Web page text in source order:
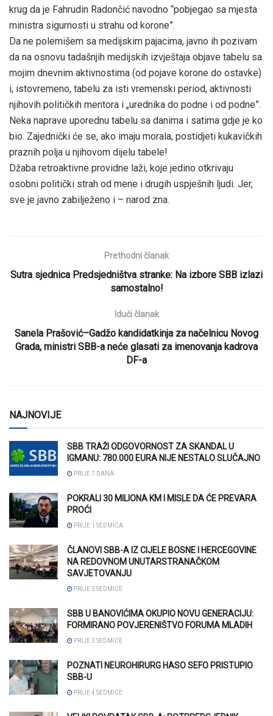
krug da je Fahrudin Radončić navodno “pobjegao sa mjesta
ministra sigurnosti u strahu od korone”.
Da ne polemišem sa medijskim pajacima, javno ih pozivam
da na osnovu tadašnjih medijskih izvještaja objave tabelu sa
mojim dnevnim aktivnostima (od pojave korone do ostavke)
i, istovremeno, tabelu za isti vremenski period, aktivnosti
njihovih političkih mentora i „urednika do podne i od podne”.
Neka naprave uporednu tabelu sa danima i satima gdje je ko
bio. Zajednički će se, ako imaju morala, postidjeti kukavičkih
praznih polja u njihovom dijelu tabele!
Džaba retroaktivne providne laži, koje jedino otkrivaju
osobni politički strah od mene i drugih uspješnih ljudi. Jer,
sve je javno zabilježeno i – narod zna.
Prethodni članak
Sutra sjednica Predsjedništva stranke: Na izbore SBB izlazi
samostalno!
Idući članak
Sanela Prašović–Gadžo kandidatkinja za načelnicu Novog
Grada, ministri SBB-a neće glasati za imenovanja kadrova
DF-a
NAJNOVIJE
SBB TRAŽI ODGOVORNOST ZA SKANDAL U
IGMANU: 780.000 EURA NIJE NESTALO SLUČAJNO
PRIJE 7 DANA
POKRALI 30 MILIONA KM I MISLE DA ĆE PREVARA
PROĆI
PRIJE 1 SEDMICA
ČLANOVI SBB-A IZ CIJELE BOSNE I HERCEGOVINE
NA REDOVNOM UNUTARSTRANAČKOM
SAVJETOVANJU
PRIJE 3 SEDMICE
SBB U BANOVIĆIMA OKUPIO NOVU GENERACIJU:
FORMIRANO POVJERENIŠTVO FORUMA MLADIH
PRIJE 3 SEDMICE
POZNATI NEUROHIRURG HASO SEFO PRISTUPIO
SBB-U
PRIJE 4 SEDMICE